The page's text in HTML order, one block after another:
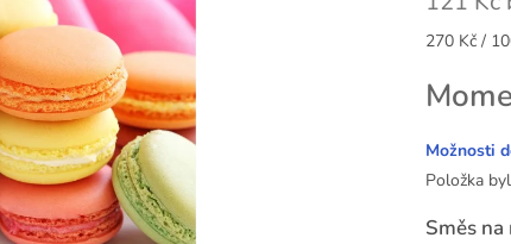
Měrná
270 Kč /
Možnosti
Položka
Směs